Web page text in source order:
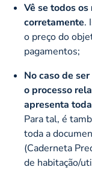
Vê se todos
corretamente.
o preço do
pagamentos;
No caso de
o processo
apresenta
Para tal, é
toda a
(Caderneta
de habitação/